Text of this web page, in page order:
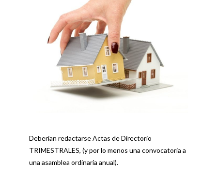
Deberían redactarse Actas de Directorio
TRIMESTRALES, (y por lo menos una convocatoria a
una asamblea ordinaria anual).